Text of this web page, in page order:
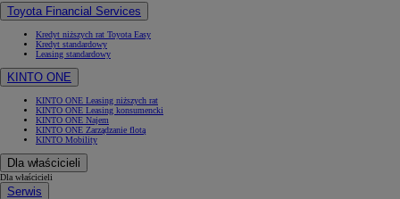
Toyota Financial Services
Kredyt niższych rat Toyota Easy
Kredyt standardowy
Leasing standardowy
KINTO ONE
KINTO ONE Leasing niższych rat
KINTO ONE Leasing konsumencki
KINTO ONE Najem
KINTO ONE Zarządzanie flotą
KINTO Mobility
Dla właścicieli
Dla właścicieli
Serwis